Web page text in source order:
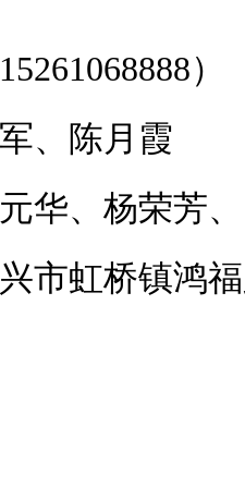
）
、陈月霞
华、杨荣芳
市虹桥镇鸿